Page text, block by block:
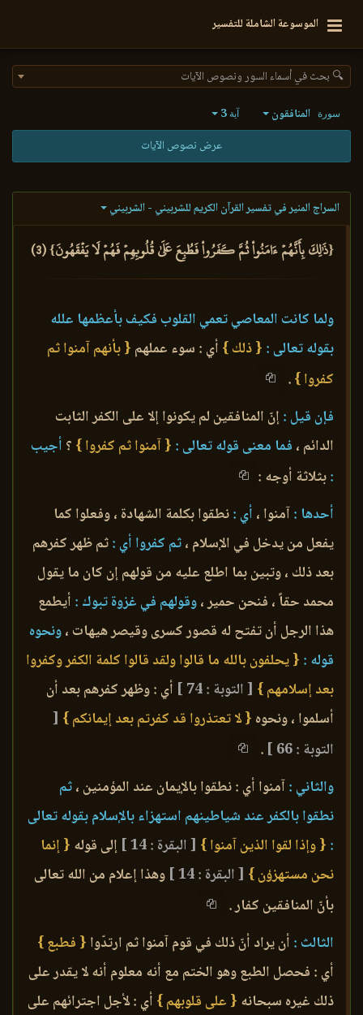
الموسوعة الشاملة للتفسير
🔍 بحث في أسماء السور ونصوص الآيات
سورة المنافقون آية 3
عرض نصوص الآيات
السراج المنير في تفسير القرآن الكريم للشربيني - الشربيني
{ذَٰلِكَ بِأَنَّهُمۡ ءَامَنُواْ ثُمَّ كَفَرُواْ فَطُبِعَ عَلَىٰ قُلُوبِهِمۡ فَهُمۡ لَا يَفۡقَهُونَ} (3)
ولما كانت المعاصي تعمي القلوب فكيف بأعظمها علله
بقوله تعالى : { ذلك } أي : سوء عملهم { بأنهم آمنوا ثم
كفروا }.
فإن قيل :إنّ المنافقين لم يكونوا إلا على الكفر الثابت
الدائم ، فما معنى قوله تعالى : { آمنوا ثم كفروا } ؟ أجيب
:بثلاثة أوجه :
أحدها :آمنوا ، أي :نطقوا بكلمة الشهادة ، وفعلوا كما
يفعل من يدخل في الإسلام ،ثم كفروا أي :ثم ظهر كفرهم
بعد ذلك ، وتبين بما اطلع عليه من قولهم إن كان ما يقول
محمد حقاً ، فنحن حمير ،وقولهم في غزوة تبوك : أيطمع
هذا الرجل أن تفتح له قصور كسرى وقيصر هيهات ،ونحوه
قوله : { يحلفون بالله ما قالوا ولقد قالوا كلمة الكفر وكفروا
بعد إسلامهم } [ التوبة : 74 ]
أي : وظهر كفرهم بعد أن
أسلموا ، ونحوه { لا تعتذروا قد كفرتم بعد إيمانكم } [
التوبة : 66 ]
.
والثاني :آمنوا أي : نطقوا بالإيمان عند المؤمنين ،ثم
نطقوا بالكفر عند شياطينهم استهزاء بالإسلام بقوله تعالى
: { وإذا لقوا الذين آمنوا } [ البقرة : 14 ] إلى قوله { إنما
نحن مستهزؤن } [ البقرة : 14 ]
وهذا إعلام من الله تعالى
بأنّ المنافقين كفار .
الثالث : أن يراد أنّ ذلك في قوم آمنوا ثم ارتدّوا { فطبع }
أي : فحصل الطبع وهو الختم مع أنه معلوم أنه لا يقدر على
ذلك غيره سبحانه { على قلوبهم } أي : لأجل اجترائهم على